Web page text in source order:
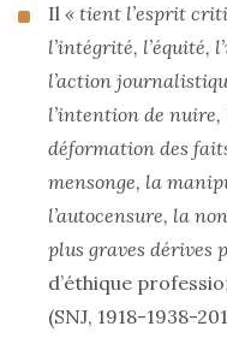
Il « tient l’esprit
l’intégrité, l’équité,
l’action
l’intention de nuire,
déformation des
mensonge, la
l’autocensure, la
plus graves dérives
d’éthique
(SNJ, 1918-1938-